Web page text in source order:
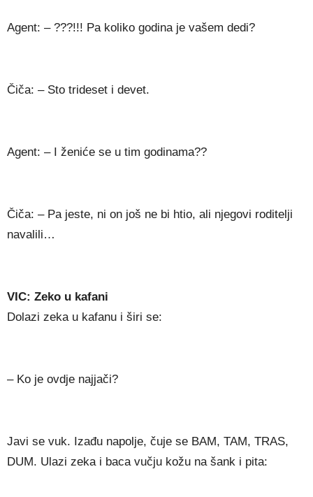
Agent: – ???!!! Pa koliko godina je vašem dedi?
Čiča: – Sto trideset i devet.
Agent: – I ženiće se u tim godinama??
Čiča: – Pa jeste, ni on još ne bi htio, ali njegovi roditelji
navalili…
VIC: Zeko u kafani
Dolazi zeka u kafanu i širi se:
– Ko je ovdje najjači?
Javi se vuk. Izađu napolje, čuje se BAM, TAM, TRAS,
DUM. Ulazi zeka i baca vučju kožu na šank i pita: